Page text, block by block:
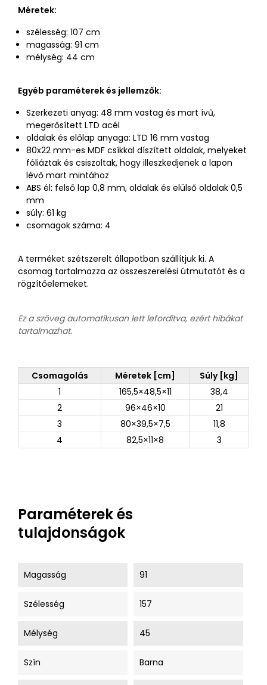
Méretek:
szélesség: 107 cm
magasság: 91 cm
mélység: 44 cm
Egyéb paraméterek és jellemzők:
Szerkezeti anyag: 48 mm vastag és mart ívű,
megerősített LTD acél
oldalak és előlap anyaga: LTD 16 mm vastag
80x22 mm-es MDF csíkkal díszített oldalak, melyeket
fóliáztak és csiszoltak, hogy illeszkedjenek a lapon
lévő mart mintához
ABS él: felső lap 0,8 mm, oldalak és elülső oldalak 0,5
mm
súly: 61 kg
csomagok száma: 4
A terméket szétszerelt állapotban szállítjuk ki. A
csomag tartalmazza az összeszerelési útmutatót és a
rögzítőelemeket.
Ez a szöveg automatikusan lett lefordítva, ezért hibákat
tartalmazhat.
Csomagolás Méretek [cm]
Súly [kg]
1
165,5×48,5×11
38,4
2
96×46×10
21
3
80×39,5×7,5
11,8
4
82,5×11×8 3
Paraméterek és
tulajdonságok
Magasság 91
Szélesség 157
Mélység 45
Szín Barna